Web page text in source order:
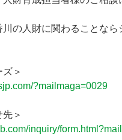
の人財に関わることなら
＞
?mailmaga=0029
＞
inquiry/